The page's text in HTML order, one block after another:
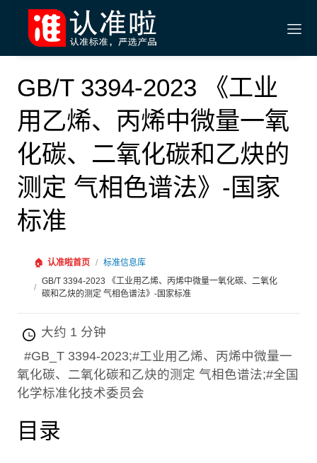
GB/T 3394-2023 《工业
用乙烯、丙烯中微量一氧
化碳、二氧化碳和乙炔的
测定 气相色谱法》-国家
标准
🏠 认准啦首页 / 标准信息库
/
GB/T 3394-2023 《工业用乙烯、丙烯中微量一氧化碳、二氧化
碳和乙炔的测定 气相色谱法》-国家标准
大约 1 分钟
#GB_T 3394-2023;#工业用乙烯、丙烯中微量一
氧化碳、二氧化碳和乙炔的测定 气相色谱法;#全国
化学标准化技术委员会
目录